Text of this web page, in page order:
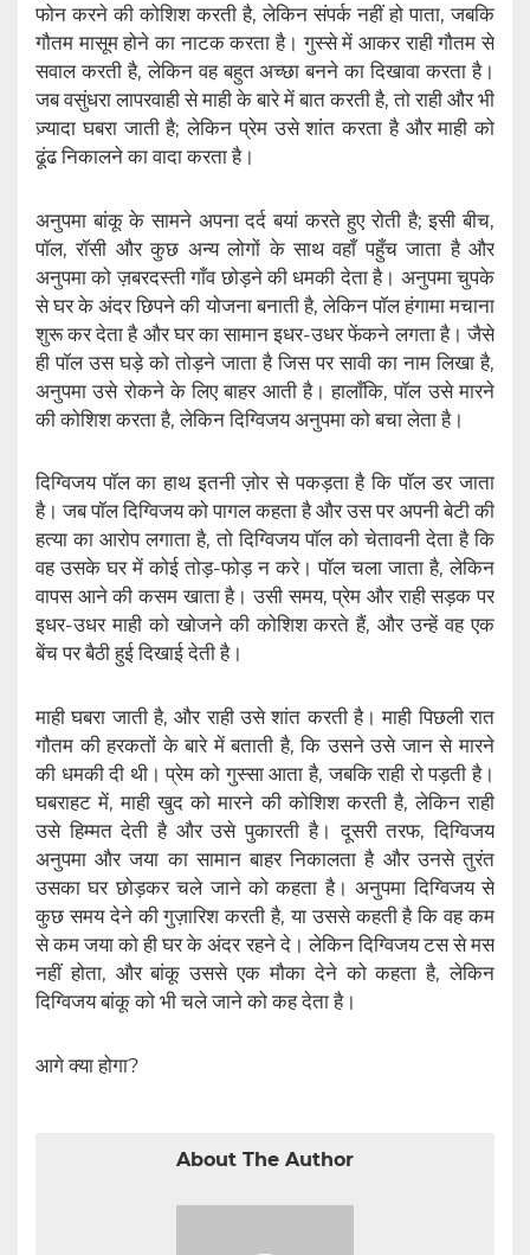
फोन करने की कोशिश करती है, लेकिन संपर्क नहीं हो पाता, जबकि
गौतम मासूम होने का नाटक करता है। गुस्से में आकर राही गौतम से
सवाल करती है, लेकिन वह बहुत अच्छा बनने का दिखावा करता है।
जब वसुंधरा लापरवाही से माही के बारे में बात करती है, तो राही और भी
ज़्यादा घबरा जाती है; लेकिन प्रेम उसे शांत करता है और माही को
ढूंढ निकालने का वादा करता है।
अनुपमा बांकू के सामने अपना दर्द बयां करते हुए रोती है; इसी बीच,
पॉल, रॉसी और कुछ अन्य लोगों के साथ वहाँ पहुँच जाता है और
अनुपमा को ज़बरदस्ती गाँव छोड़ने की धमकी देता है। अनुपमा चुपके
से घर के अंदर छिपने की योजना बनाती है, लेकिन पॉल हंगामा मचाना
शुरू कर देता है और घर का सामान इधर-उधर फेंकने लगता है। जैसे
ही पॉल उस घड़े को तोड़ने जाता है जिस पर सावी का नाम लिखा है,
अनुपमा उसे रोकने के लिए बाहर आती है। हालाँकि, पॉल उसे मारने
की कोशिश करता है, लेकिन दिग्विजय अनुपमा को बचा लेता है।
दिग्विजय पॉल का हाथ इतनी ज़ोर से पकड़ता है कि पॉल डर जाता
है। जब पॉल दिग्विजय को पागल कहता है और उस पर अपनी बेटी की
हत्या का आरोप लगाता है, तो दिग्विजय पॉल को चेतावनी देता है कि
वह उसके घर में कोई तोड़-फोड़ न करे। पॉल चला जाता है, लेकिन
वापस आने की कसम खाता है। उसी समय, प्रेम और राही सड़क पर
इधर-उधर माही को खोजने की कोशिश करते हैं, और उन्हें वह एक
बेंच पर बैठी हुई दिखाई देती है।
माही घबरा जाती है, और राही उसे शांत करती है। माही पिछली रात
गौतम की हरकतों के बारे में बताती है, कि उसने उसे जान से मारने
की धमकी दी थी। प्रेम को गुस्सा आता है, जबकि राही रो पड़ती है।
घबराहट में, माही खुद को मारने की कोशिश करती है, लेकिन राही
उसे हिम्मत देती है और उसे पुकारती है। दूसरी तरफ, दिग्विजय
अनुपमा और जया का सामान बाहर निकालता है और उनसे तुरंत
उसका घर छोड़कर चले जाने को कहता है। अनुपमा दिग्विजय से
कुछ समय देने की गुज़ारिश करती है, या उससे कहती है कि वह कम
से कम जया को ही घर के अंदर रहने दे। लेकिन दिग्विजय टस से मस
नहीं होता, और बांकू उससे एक मौका देने को कहता है, लेकिन
दिग्विजय बांकू को भी चले जाने को कह देता है।
आगे क्या होगा?
About The Author